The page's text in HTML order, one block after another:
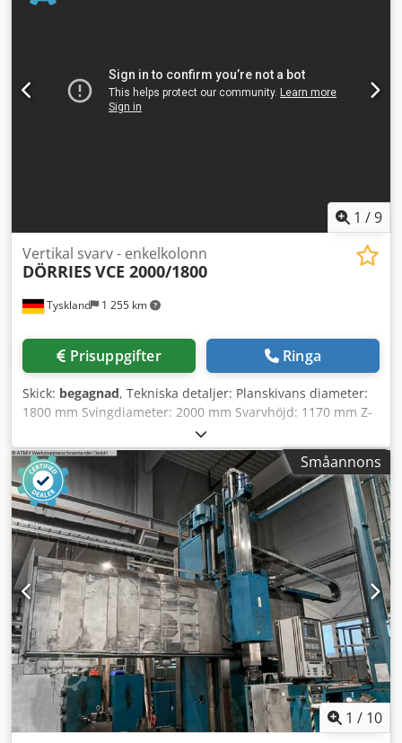
enkelstativ | SCHIESS MOWEG - BERTHIEZ TFM 125
och har fram till nyligen arbetat hos ett flygindustriföretag.
#Tags: TFM125 | TFM-125
1 /9
Tyskland 1 255 km
Vertikal svarv - enkelkolonn
DÖRRIESVCE 2000/1800
Prisuppgifter Ringa
Skick: begagnad, Tekniska detaljer: Planskivans diameter:
1800 mm Svingdiameter: 2000 mm Svarvhöjd: 1170 mm Z-
axel: 1000 mm Tvärbalkens vertikala justering: 800 mm
Planskivans varvtal: 2,5 - 280 Arbetsstyckets vikt: 12 t
Matningshastighet: 1 - 6000 mm/min Vridmoment vid
planskivan: 50000 Nm Totalt effektbehov: 85 kW Maskinens
vikt ca: 41 t Platsbehov ca: 5,6 x 4,8 x 4,6 m Maskinen
ombyggd och renoverad 2005 med Siemens 840 D Dkodpfx
Aaovb Db Ne Usr - 6-backigt hydrauliskt kraftchuck -
Verktygsväxlare - Spåntransportör, kylvätskesystem,
stänkskydd
Småannons
1 / 10